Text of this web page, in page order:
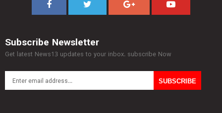
Subscribe Newsletter
Get latest News13 updates to your inbox. subscribe Now